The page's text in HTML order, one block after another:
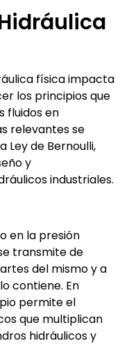
física impacta
los principios que
fluidos en
relevantes se
Ley de Bernoulli,
y
industriales.
en la presión
transmite de
del mismo y a
contiene. En
permite el
que multiplican
hidráulicos y